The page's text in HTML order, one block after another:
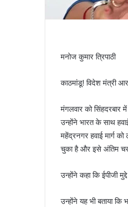
मनोज कुमार त्रिपाठी
काठमांडू! विदेश मंत्री
मंगलवार को सिंहदरबार
उन्होंने भारत के साथ
महेंद्रनगर हवाई मार्ग
चुका है और इसे अंतिम
उन्होंने कहा कि ईपीजी
उन्होंने यह भी बताया